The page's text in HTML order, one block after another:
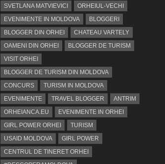
SVETLANA MATVIEVICI
ORHEIUL-VECHI
EVENIMENTE IN MOLDOVA
BLOGGERI
BLOGGER DIN ORHEI
CHATEAU VARTELY
OAMENI DIN ORHEI
BLOGGER DE TURISM
VISIT ORHEI
BLOGGER DE TURISM DIN MOLDOVA
CONCURS
TURISM IN MOLDOVA
EVENIMENTE
TRAVEL BLOGGER
ANTRIM
ORHEIANCA.EU
EVENIMENTE IN ORHEI
GIRL POWER ORHEI
TURISM
USAID MOLDOVA
GIRL POWER
CENTRUL DE TINERET ORHEI